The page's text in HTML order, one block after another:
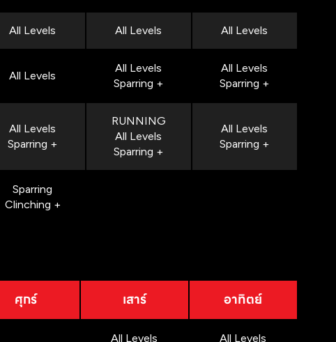
All Levels All Levels All Levels
All Levels
All Levels
Sparring +
All Levels
Sparring +
All Levels
Sparring +
RUNNING
All Levels
Sparring +
All Levels
Sparring +
Sparring
Clinching +
ศุกร์ เสาร์ อาทิตย์
All Levels All Levels